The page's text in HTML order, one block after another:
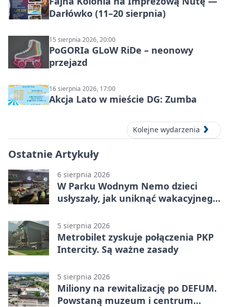
Darłówko (11–20 sierpnia)
15 sierpnia 2026, 20:00
PoGORIa GLoW RiDe – neonowy
przejazd
16 sierpnia 2026, 17:00
Akcja Lato w mieście DG: Zumba
Kolejne wydarzenia
Ostatnie Artykuły
6 sierpnia 2026
W Parku Wodnym Nemo dzieci
usłyszały, jak uniknąć wakacyjnego
5 sierpnia 2026
Metrobilet zyskuje połączenia PKP
Intercity. Są ważne zasady
5 sierpnia 2026
Miliony na rewitalizację po DEFUM.
Powstaną muzeum i centrum